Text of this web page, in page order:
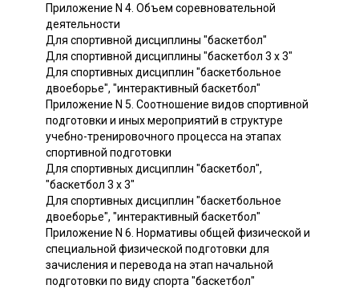
Приложение N 4. Объем соревновательной
деятельности
Для спортивной дисциплины "баскетбол"
Для спортивной дисциплины "баскетбол 3 x 3"
Для спортивных дисциплин "баскетбольное
двоеборье", "интерактивный баскетбол"
Приложение N 5. Соотношение видов спортивной
подготовки и иных мероприятий в структуре
учебно-тренировочного процесса на этапах
спортивной подготовки
Для спортивных дисциплин "баскетбол",
"баскетбол 3 x 3"
Для спортивных дисциплин "баскетбольное
двоеборье", "интерактивный баскетбол"
Приложение N 6. Нормативы общей физической и
специальной физической подготовки для
зачисления и перевода на этап начальной
подготовки по виду спорта "баскетбол"